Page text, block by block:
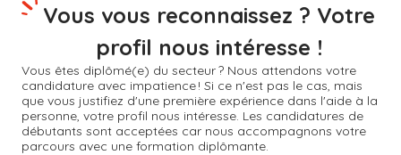
Vous êtes diplômé(e) du secteur ? Nous attendons votre
candidature avec impatience ! Si ce n'est pas le cas, mais
que vous justifiez d'une première expérience dans l'aide à la
personne, votre profil nous intéresse. Les candidatures de
débutants sont acceptées car nous accompagnons votre
parcours avec une formation diplômante.
Vous vous reconnaissez ? Votre
profil nous intéresse !